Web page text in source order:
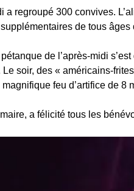
a regroupé 300 convives.
de tous
de l’après-midi
Le soir, des « américains-
feu d’artifice de 8
a félicité tous les